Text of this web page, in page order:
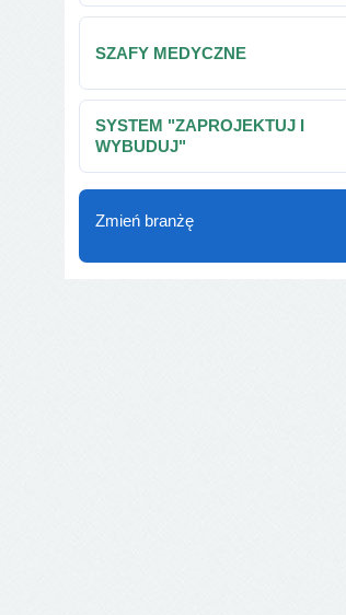
SZAFY MEDYCZNE
SYSTEM "ZAPROJEKTUJ I
WYBUDUJ"
Zmień branżę